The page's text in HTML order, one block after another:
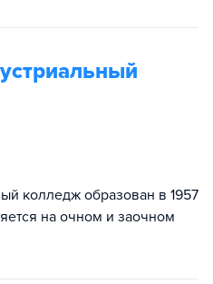
колледж образован в 1957
на очном и заочном